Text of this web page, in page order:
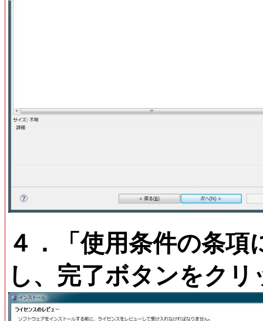
４．「使用条件の条
し、完了ボタンをク